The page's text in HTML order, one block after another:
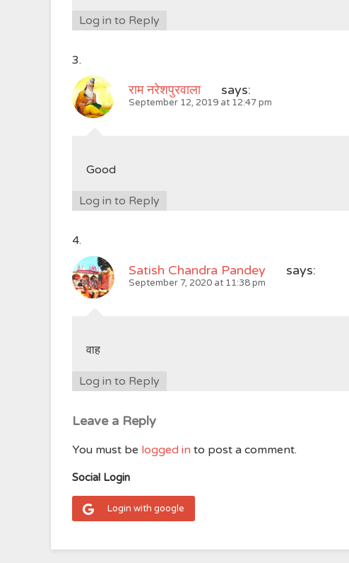
Log in to Reply
राम नरेशपुरवाला says:
September 12, 2019 at 12:47 pm
Good
Log in to Reply
Satish Chandra Pandey says:
September 7, 2020 at 11:38 pm
वाह
Log in to Reply
Leave a Reply
You must be logged in to post a comment.
Social Login
Login with google